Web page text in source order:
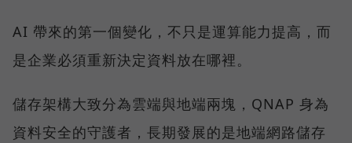
AI 帶來的第一個變化，不只是運算能力提高，而
是企業必須重新決定資料放在哪裡。
儲存架構大致分為雲端與地端兩塊，QNAP 身為
資料安全的守護者，長期發展的是地端網路儲存